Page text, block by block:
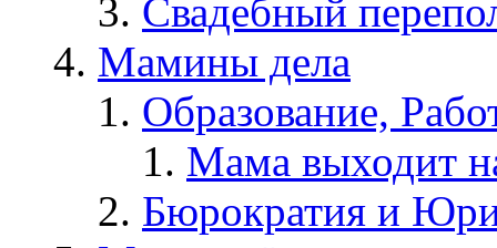
Свадебный
Мамины дела
Образование,
Мама выходит
Бюрократия и